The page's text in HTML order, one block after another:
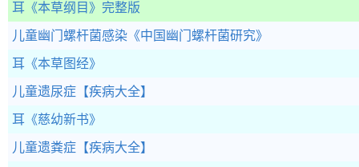
耳 《本草纲目》完整版
儿童幽门螺杆菌感染 《中国幽门螺杆菌研究》
耳 《本草图经》
儿童遗尿症 【疾病大全】
耳 《慈幼新书》
儿童遗粪症 【疾病大全】